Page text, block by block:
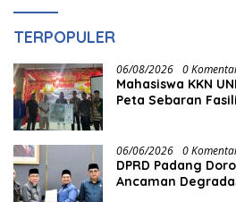
TERPOPULER
06/08/2026 0
Mahasiswa KKN
Peta Sebaran
06/06/2026 0
DPRD Padang
Ancaman